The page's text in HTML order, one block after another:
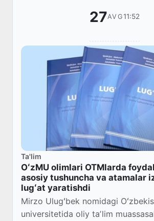
27AVG11:52
Ta'lim
OʻzMU olimlari OTMlarda
asosiy tushuncha va atamalar
lugʻat yaratishdi
Mirzo Ulugʻbek nomidagi
universitetida oliy taʼlim